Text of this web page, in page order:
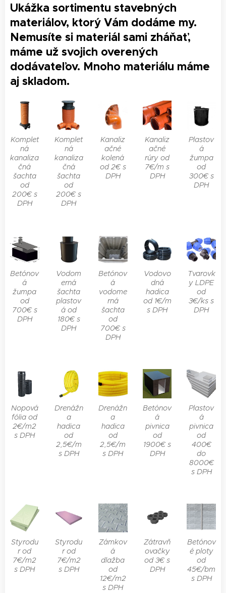
Ukážka sortimentu stavebných
materiálov, ktorý Vám dodáme my.
Nemusíte si materiál sami zháňať,
máme už svojich overených
dodávateľov. Mnoho materiálu máme
aj skladom.
Komplet
ná
kanaliza
čná
šachta
od
200€ s
DPH
Komplet
ná
kanaliza
čná
šachta
od
200€ s
DPH
Kanaliz
ačné
kolená
od 2€ s
DPH
Kanaliz
ačné
rúry od
7€/m s
DPH
Plastov
á
žumpa
od
300€ s
DPH
Betónov
á
žumpa
od
700€ s
DPH
Vodom
erná
šachta
plastov
á od
180€ s
DPH
Betónov
á
vodome
rná
šachta
od
700€ s
DPH
Vodovo
dná
hadica
od 1€/m
s DPH
Tvarovk
y LDPE
od
3€/ks s
DPH
Nopová
fólia od
2€/m2
s DPH
Drenážn
a
hadica
od
2,5€/m
s DPH
Drenážn
a
hadica
od
2,5€/m
s DPH
Betónov
á
pivnica
od
1900€ s
DPH
Plastov
á
pivnica
od
400€
do
8000€
s DPH
Styrodu
r od
7€/m2
s DPH
Styrodu
r od
7€/m2
s DPH
Zámkov
á
dlažba
od
12€/m2
s DPH
Zátravň
ovačky
od 3€ s
DPH
Betónov
é ploty
od
45€/bm
s DPH